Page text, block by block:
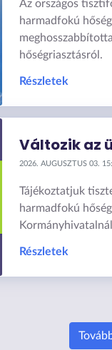
Az országos
harmadfokú
hőségriasztásról.
Részletek
Változik az
2026. AUGUSZTUS 03.
Tájékoztatjuk
harmadfokú
Részletek